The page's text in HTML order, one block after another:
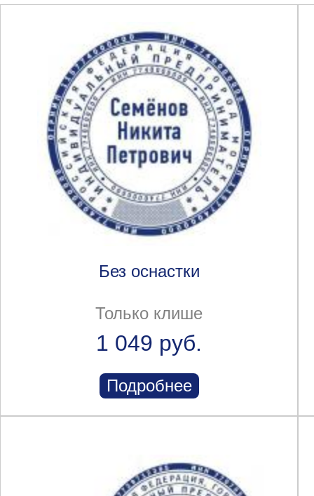
Без оснастки
Только клише
1 049 руб.
Подробнее